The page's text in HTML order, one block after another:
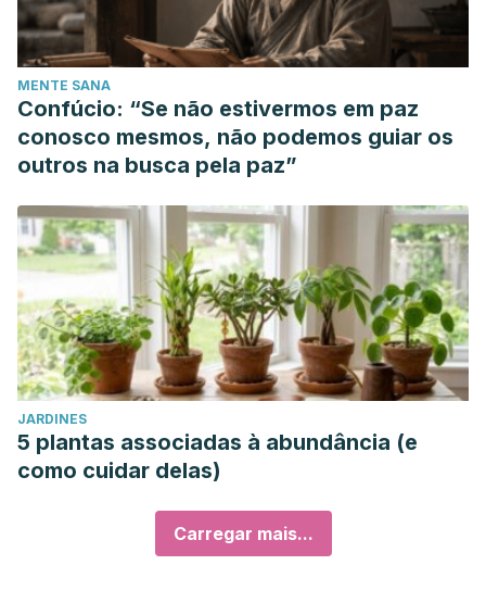
MENTE SANA
Confúcio: “Se não estivermos em paz
conosco mesmos, não podemos guiar os
outros na busca pela paz”
JARDINES
5 plantas associadas à abundância (e
como cuidar delas)
Carregar mais...